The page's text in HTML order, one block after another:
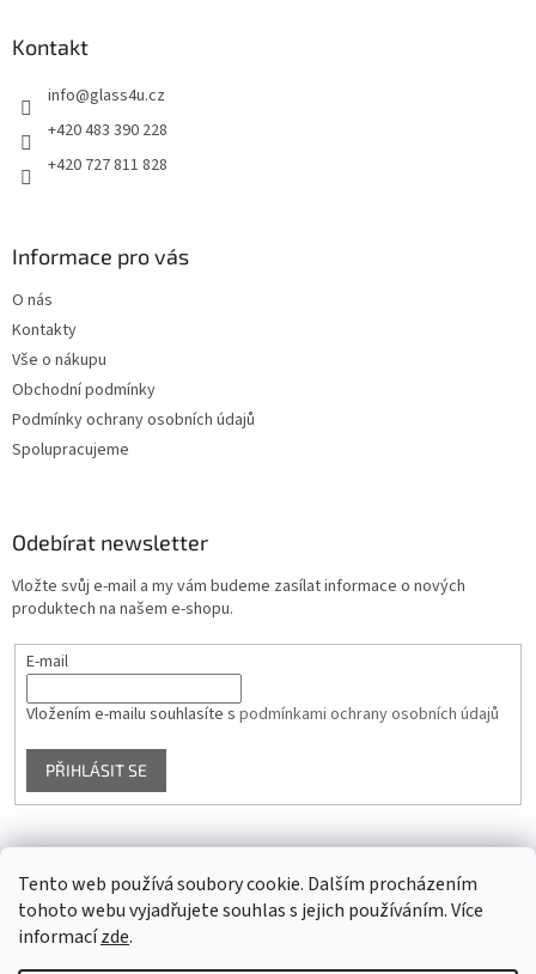
Tento web používá soubory cookie. Dalším procházením
tohoto webu vyjadřujete souhlas s jejich používáním. Více
informacízde.
Kontakt
info@glass4u.cz
+420 483 390 228
+420 727 811 828
Informace pro vás
O nás
Kontakty
Vše o nákupu
Obchodní podmínky
Podmínky ochrany osobních údajů
Spolupracujeme
Odebírat newsletter
Vložte svůj e-mail a my vám budeme zasílat informace o nových
produktech na našem e-shopu.
E-mail
Vložením e-mailu souhlasíte s podmínkami ochrany osobních údajů
PŘIHLÁSIT SE
Facebook